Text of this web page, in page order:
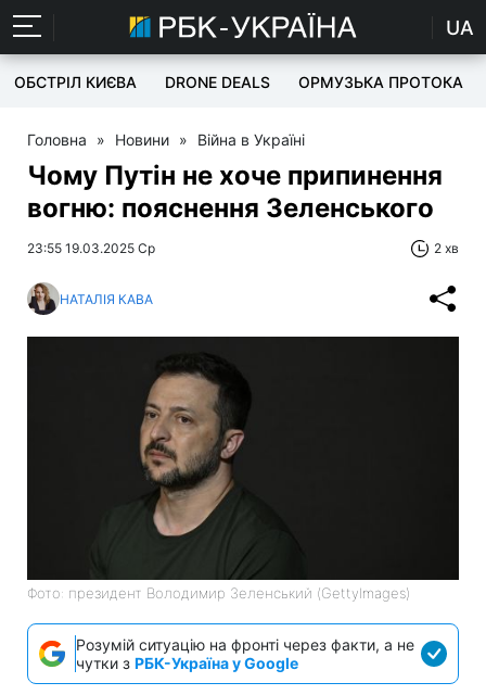
UA
ОБСТРІЛ КИЄВА DRONE DEALS ОРМУЗЬКА ПРОТОКА
Головна » Новини » Війна в Україні
Чому Путін не хоче припинення
вогню: пояснення Зеленського
23:55 19.03.2025 Ср 2 хв
НАТАЛІЯ КАВА
Фото: президент Володимир Зеленський (GettyImagеs)
Розумій ситуацію на фронті через факти, а не
чутки з РБК-Україна у Google